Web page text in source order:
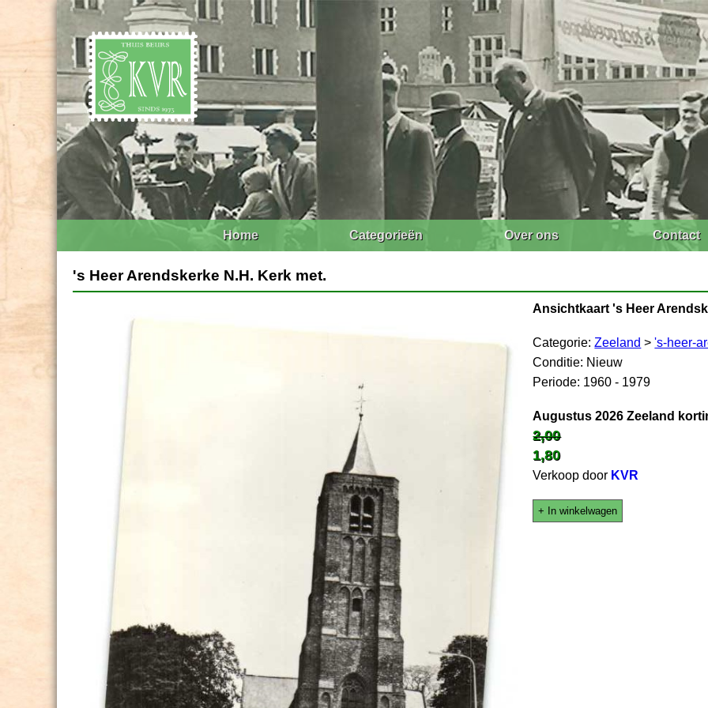
Home Categorieën Over ons Contact
's Heer Arendskerke N.H. Kerk met.
Ansichtkaart 's Heer
Categorie:Zeeland >'s-heer-
Conditie: Nieuw
Periode: 1960 - 1979
Augustus 2026 Zeeland
2,00
1,80
Verkoop door KVR
+ In winkelwagen